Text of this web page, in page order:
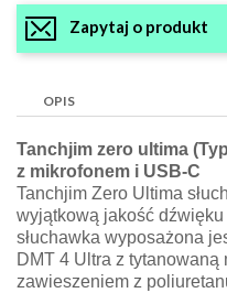
Zapytaj o produkt
OPIS
Tanchjim zero ultima
z mikrofonem i USB-C
Tanchjim Zero Ultima
wyjątkową jakość
słuchawka wyposażona
DMT 4 Ultra z
zawieszeniem z